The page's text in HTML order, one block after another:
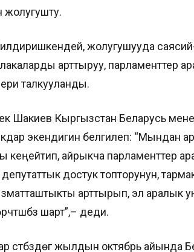
жолугушту.
жолугушууда
арттыруу, парламенттер
талкууланды.
Шакиев Кыргызстан Беларусь
экендигин белгилеп: “Мындан
айрыкча парламенттер
достук топторунун,
арттырып, эл аралык
шарт”,– деди.
үстүбүздөгү жылдын октябрь айында